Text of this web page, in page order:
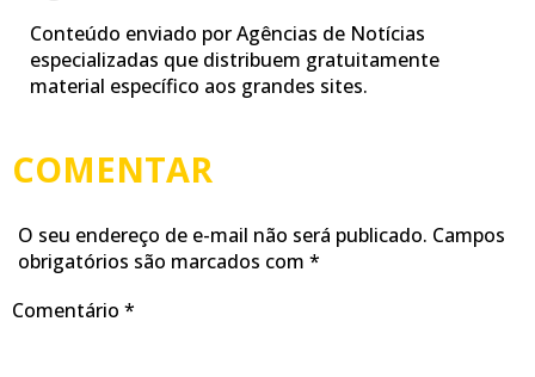
Conteúdo enviado por Agências de Notícias
especializadas que distribuem gratuitamente
material específico aos grandes sites.
COMENTAR
O seu endereço de e-mail não será publicado. Campos
obrigatórios são marcados com *
Comentário *